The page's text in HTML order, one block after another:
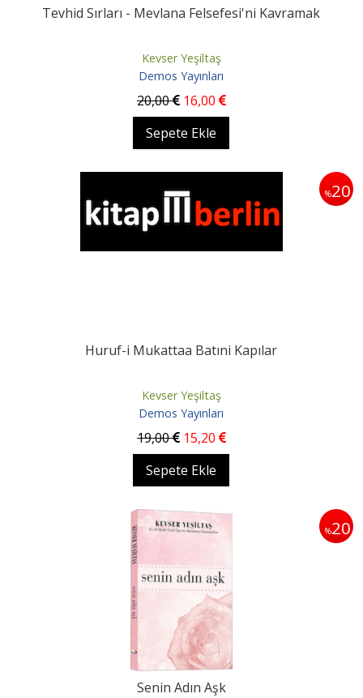
Tevhid Sırları - Mevlana Felsefesi'ni Kavramak
Kevser Yeşiltaş
Demos Yayınları
20,00 16,00
Sepete Ekle
%20
Huruf-i Mukattaa Batıni Kapılar
Kevser Yeşiltaş
Demos Yayınları
19,00 15,20
Sepete Ekle
%20
Senin Adın Aşk